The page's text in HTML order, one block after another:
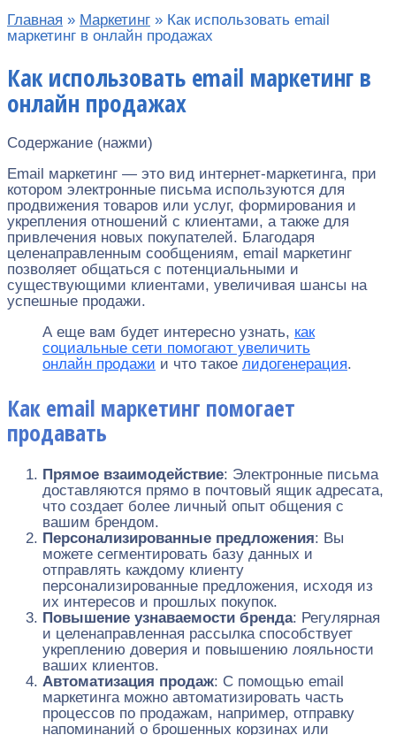
Главная » Маркетинг » Как использовать email
маркетинг в онлайн продажах
Как использовать email маркетинг в
онлайн продажах
Содержание (нажми)
Email маркетинг — это вид интернет-маркетинга, при
котором электронные письма используются для
продвижения товаров или услуг, формирования и
укрепления отношений с клиентами, а также для
привлечения новых покупателей. Благодаря
целенаправленным сообщениям, email маркетинг
позволяет общаться с потенциальными и
существующими клиентами, увеличивая шансы на
успешные продажи.
А еще вам будет интересно узнать, как
социальные сети помогают увеличить
онлайн продажи и что такое лидогенерация.
Как email маркетинг помогает
продавать
Прямое взаимодействие: Электронные письма
доставляются прямо в почтовый ящик адресата,
что создает более личный опыт общения с
вашим брендом.
Персонализированные предложения: Вы
можете сегментировать базу данных и
отправлять каждому клиенту
персонализированные предложения, исходя из
их интересов и прошлых покупок.
Повышение узнаваемости бренда: Регулярная
и целенаправленная рассылка способствует
укреплению доверия и повышению лояльности
ваших клиентов.
Автоматизация продаж: С помощью email
маркетинга можно автоматизировать часть
процессов по продажам, например, отправку
напоминаний о брошенных корзинах или